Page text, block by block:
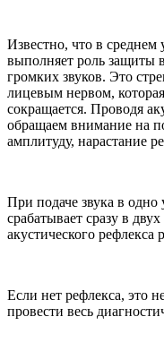
Известно, что в
выполняет роль защиты
громких звуков. Это
лицевым нервом,
сокращается. Проводя
обращаем внимание на
амплитуду, нарастание
При подаче звука в одно
срабатывает сразу в
акустического
Если нет рефлекса, это
провести весь